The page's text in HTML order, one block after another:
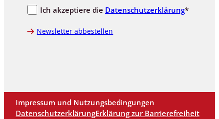
Ich akzeptiere die Datenschutzerklärung*
Newsletter abbestellen
Impressum und Nutzungsbedingungen
DatenschutzerklärungErklärung zur Barrierefreiheit